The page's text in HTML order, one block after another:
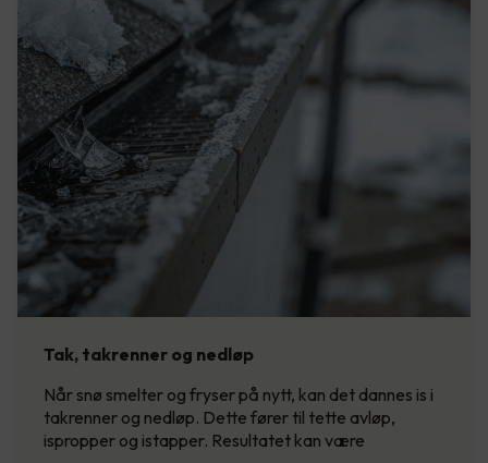
Tak, takrenner og nedløp
Når snø smelter og fryser på nytt, kan det dannes is i
takrenner og nedløp. Dette fører til tette avløp,
ispropper og istapper. Resultatet kan være